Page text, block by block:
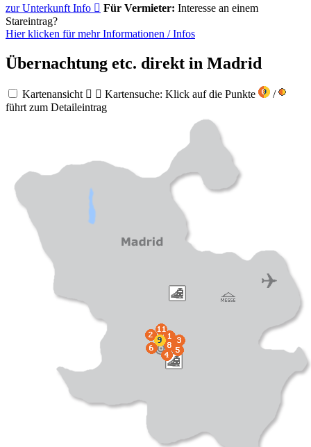
zur Unterkunft Info  Für Vermieter: Interesse an einem
Stareintrag?
Hier klicken für mehrInformationen /Infos
Übernachtung etc. direkt in Madrid
Kartenansicht   Kartensuche: Klick auf die Punkte
/
führt zum Detaileintrag